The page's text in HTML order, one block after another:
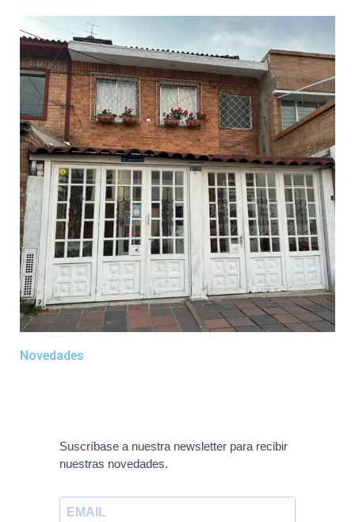
Novedades
Suscríbase a nuestra newsletter para recibir
nuestras novedades.